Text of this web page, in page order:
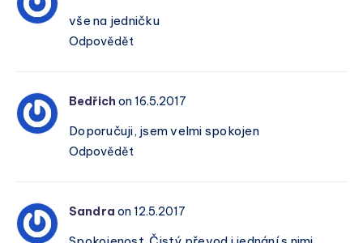
vše na jedničku
Odpovědět
Bedřich on 16.5.2017
Doporučuji, jsem velmi spokojen
Odpovědět
Sandra on 12.5.2017